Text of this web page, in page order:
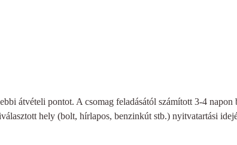
átvételi pontot. A csomag feladásától számított 3-4
hely (bolt, hírlapos, benzinkút stb.) nyitvatartási